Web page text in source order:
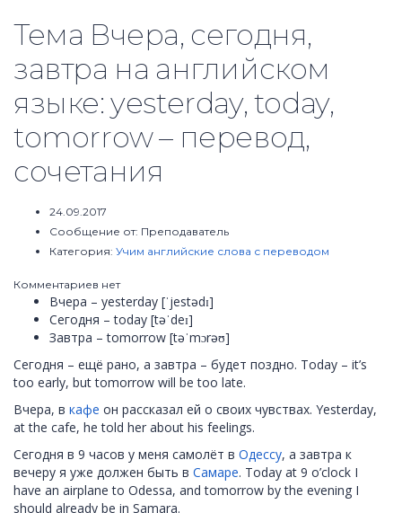
Тема Вчера, сегодня,
завтра на английском
языке: yesterday, today,
tomorrow – перевод,
сочетания
24.09.2017
Сообщение от: Преподаватель
Категория: Учим английские слова с переводом
Комментариев нет
Вчера – yesterday [ˈjestədɪ]
Сегодня – today [təˈdeɪ]
Завтра – tomorrow [təˈmɔrəʊ]
Сегодня – ещё рано, а завтра – будет поздно. Today – it’s
too early, but tomorrow will be too late.
Вчера, в кафе он рассказал ей о своих чувствах. Yesterday,
at the cafe, he told her about his feelings.
Сегодня в 9 часов у меня самолёт в Одессу, а завтра к
вечеру я уже должен быть в Самаре. Today at 9 o’clock I
have an airplane to Odessa, and tomorrow by the evening I
should already be in Samara.